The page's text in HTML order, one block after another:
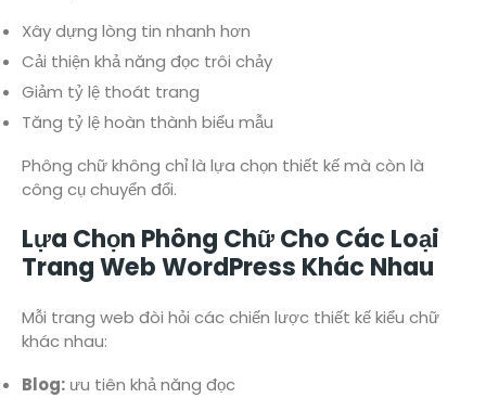
Xây dựng lòng tin nhanh hơn
Cải thiện khả năng đọc trôi chảy
Giảm tỷ lệ thoát trang
Tăng tỷ lệ hoàn thành biểu mẫu
Phông chữ không chỉ là lựa chọn thiết kế mà còn là
công cụ chuyển đổi.
Lựa Chọn Phông Chữ Cho Các Loại
Trang Web WordPress Khác Nhau
Mỗi trang web đòi hỏi các chiến lược thiết kế kiểu chữ
khác nhau:
Blog: ưu tiên khả năng đọc